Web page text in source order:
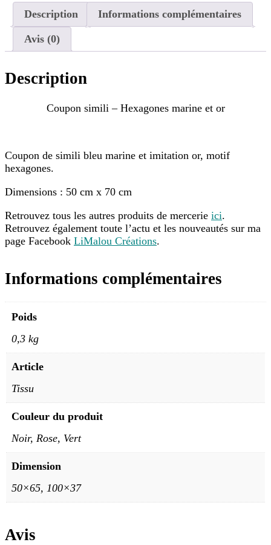
Description Informations complémentaires
Avis (0)
Description
Coupon simili – Hexagones marine et or
Coupon de simili bleu marine et imitation or, motif
hexagones.
Dimensions : 50 cm x 70 cm
Retrouvez tous les autres produits de mercerie ici.
Retrouvez également toute l’actu et les nouveautés sur ma
page Facebook LiMalou Créations.
Informations complémentaires
Poids
0,3 kg
Article
Tissu
Couleur du produit
Noir, Rose, Vert
Dimension
50×65, 100×37
Avis